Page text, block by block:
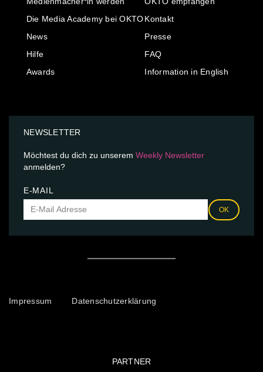
Die Media Academy bei OKTO
News
Hilfe
Awards
Kontakt
Presse
FAQ
Information in English
NEWSLETTER
Möchtest du dich zu unserem Weekly Newsletter
anmelden?
E-MAIL
OK
Impressum Datenschutzerklärung
PARTNER